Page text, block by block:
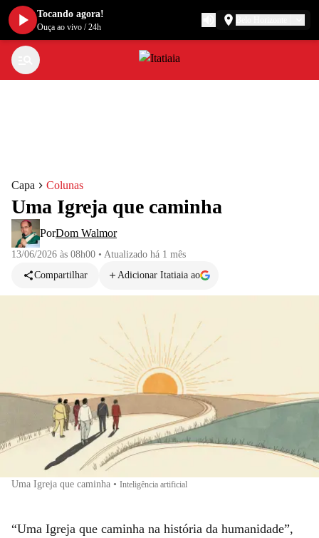
Capa Colunas
Uma Igreja que caminha
PorDom Walmor
13/06/2026 às 08h00 • Atualizado há 1 mês
Compartilhar
Adicionar Itatiaia ao
Uma Igreja que caminha • Inteligência artificial
“Uma Igreja que caminha na história da humanidade”,
Tocando agora!
Ouça ao vivo /24h